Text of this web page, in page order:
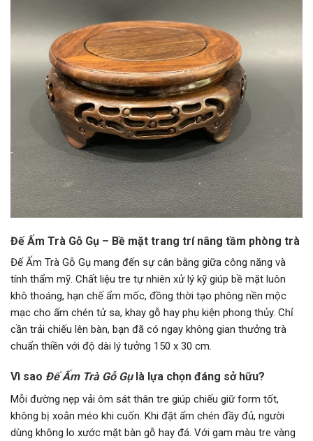
Đế Ấm Trà Gỗ Gụ – Bề mặt trang trí nâng tầm phòng trà
Đế Ấm Trà Gỗ Gụ mang đến sự cân bằng giữa công năng và
tính thẩm mỹ. Chất liệu tre tự nhiên xử lý kỹ giúp bề mặt luôn
khô thoáng, hạn chế ẩm mốc, đồng thời tạo phông nền mộc
mạc cho ấm chén tử sa, khay gỗ hay phụ kiện phong thủy. Chỉ
cần trải chiếu lên bàn, bạn đã có ngay không gian thưởng trà
chuẩn thiền với độ dài lý tưởng 150 x 30 cm.
Vì sao Đế Ấm Trà Gỗ Gụlà lựa chọn đáng sở hữu?
Mỗi đường nẹp vải ôm sát thân tre giúp chiếu giữ form tốt,
không bị xoắn méo khi cuốn. Khi đặt ấm chén đầy đủ, người
dùng không lo xước mặt bàn gỗ hay đá. Với gam màu tre vàng